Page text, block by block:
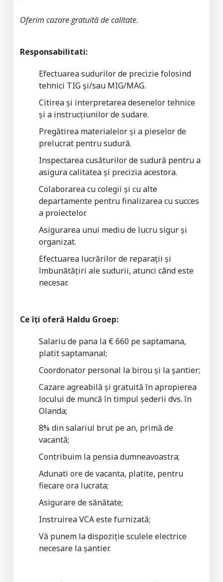
Oferim cazare gratuită de calitate.
Responsabilitati:
Efectuarea sudurilor de precizie folosind
tehnici TIG și/sau MIG/MAG.
Citirea și interpretarea desenelor tehnice
și a instrucțiunilor de sudare.
Pregătirea materialelor și a pieselor de
prelucrat pentru sudură.
Inspectarea cusăturilor de sudură pentru a
asigura calitatea și precizia acestora.
Colaborarea cu colegii și cu alte
departamente pentru finalizarea cu succes
a proiectelor.
Asigurarea unui mediu de lucru sigur și
organizat.
Efectuarea lucrărilor de reparații și
îmbunătățiri ale sudurii, atunci când este
necesar.
Ce îți oferă Haldu Groep:
Salariu de pana la € 660 pe saptamana,
platit saptamanal;
Coordonator personal la birou și la șantier;
Cazare agreabilă și gratuită în apropierea
locului de muncă în timpul șederii dvs. în
Olanda;
8% din salariul brut pe an, primă de
vacantă;
Contribuim la pensia dumneavoastra;
Adunati ore de vacanta, platite, pentru
fiecare ora lucrata;
Asigurare de sănătate;
Instruirea VCA este furnizată;
Vă punem la dispoziție sculele electrice
necesare la șantier.